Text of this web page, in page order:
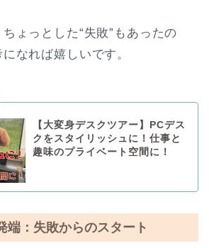
ょっとした“失敗”もあったの
なれば嬉しいです。
【大変身デスクツアー】PCデス
クをスタイリッシュに！仕事と
趣味のプライベート空間に！
端：失敗からのスタート